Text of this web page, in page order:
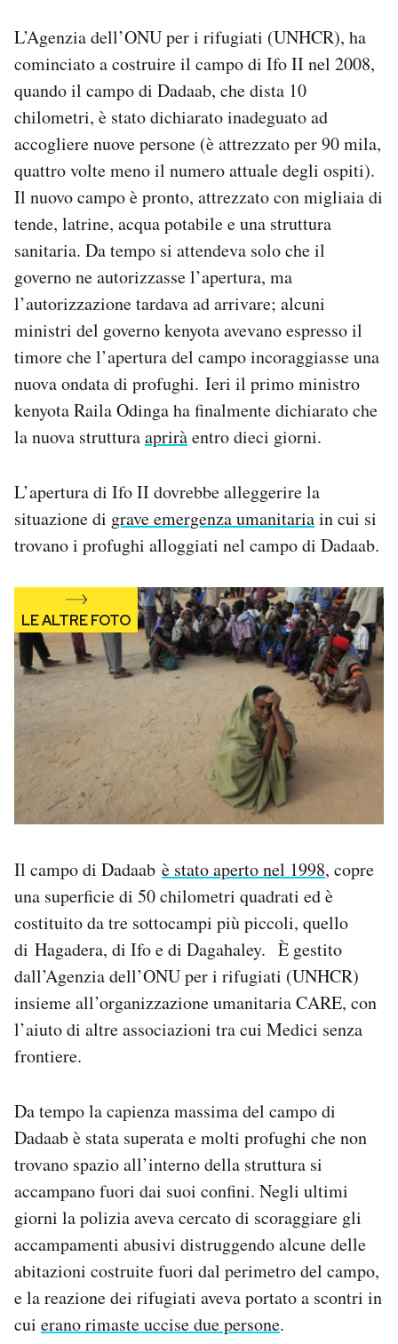
L’Agenzia dell’ONU per i rifugiati (UNHCR), ha
cominciato a costruire il campo di Ifo II nel 2008,
quando il campo di Dadaab, che dista 10
chilometri, è stato dichiarato inadeguato ad
accogliere nuove persone (è attrezzato per 90 mila,
quattro volte meno il numero attuale degli ospiti).
Il nuovo campo è pronto, attrezzato con migliaia di
tende, latrine, acqua potabile e una struttura
sanitaria. Da tempo si attendeva solo che il
governo ne autorizzasse l’apertura, ma
l’autorizzazione tardava ad arrivare; alcuni
ministri del governo kenyota avevano espresso il
timore che l’apertura del campo incoraggiasse una
nuova ondata di profughi. Ieri il primo ministro
kenyota Raila Odinga ha finalmente dichiarato che
la nuova strutturaapriràentro dieci giorni.
L’apertura di Ifo II dovrebbe alleggerire la
situazione di grave emergenza umanitariain cui si
trovano i profughi alloggiati nel campo di Dadaab.
Il campo di Dadaab è stato aperto nel 1998, copre
una superficie di 50 chilometri quadrati ed è
costituito da tre sottocampi più piccoli, quello
di Hagadera, di Ifo e di Dagahaley. È gestito
dall’Agenzia dell’ONU per i rifugiati (UNHCR)
insieme all’organizzazione umanitaria CARE, con
l’aiuto di altre associazioni tra cui Medici senza
frontiere.
Da tempo la capienza massima del campo di
Dadaab è stata superata e molti profughi che non
trovano spazio all’interno della struttura si
accampano fuori dai suoi confini. Negli ultimi
giorni la polizia aveva cercato di scoraggiare gli
accampamenti abusivi distruggendo alcune delle
abitazioni costruite fuori dal perimetro del campo,
e la reazione dei rifugiati aveva portato a scontri in
cui erano rimaste uccise due persone.